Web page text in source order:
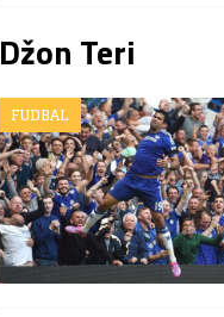
Džon Teri
FUDBAL